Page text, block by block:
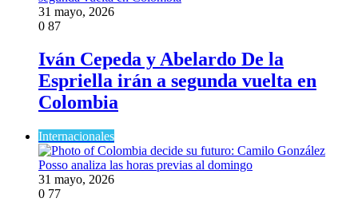
31 mayo, 2026
0 87
Iván Cepeda y Abelardo De la
Espriella irán a segunda vuelta en
Colombia
Internacionales
31 mayo, 2026
0 77